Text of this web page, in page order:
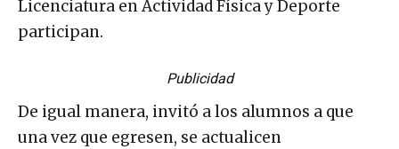
Licenciatura en Actividad Física y Deporte
participan.
Publicidad
De igual manera, invitó a los alumnos a que
una vez que egresen, se actualicen